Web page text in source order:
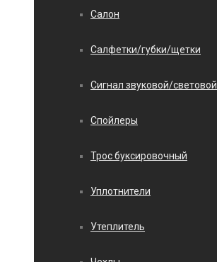
Салон
Салфетки/губки/щетки
Сигнал звуковой/световой
Спойлеры
Трос буксировочный
Уплотнители
Утеплитель